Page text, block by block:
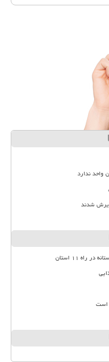
واحد ندارد